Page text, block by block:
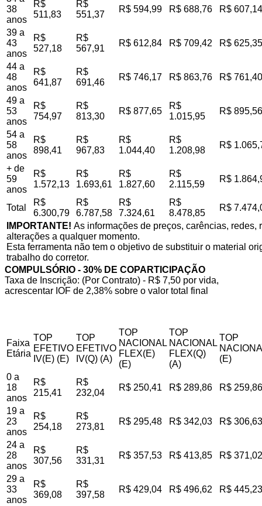
38
anos
R$
511,83
R$
551,37
R$ 594,99 R$ 688,76 R$ 607,14
39 a
43
anos
R$
527,18
R$
567,91
R$ 612,84 R$ 709,42 R$ 625,35
44 a
48
anos
R$
641,87
R$
691,46
R$ 746,17 R$ 863,76 R$ 761,40
49 a
53
anos
R$
754,97
R$
813,30
R$ 877,65
R$
1.015,95
R$ 895,56
54 a
58
anos
R$
898,41
R$
967,83
R$
1.044,40
R$
1.208,98
R$
+ de
59
anos
R$
1.572,13
R$
1.693,61
R$
1.827,60
R$
2.115,59
R$
Total
R$
6.300,79
R$
6.787,58
R$
7.324,61
R$
8.478,85
R$
IMPORTANTE! As informações de preços, carências,
alterações a qualquer momento.
Esta ferramenta não tem o objetivo de substituir o material
trabalho do corretor.
COMPULSÓRIO - 30% DE COPARTICIPAÇÃO
Taxa de Inscrição: (Por Contrato) - R$ 7,50 por vida,
acrescentar IOF de 2,38% sobre o valor total final
Faixa
Etária
TOP
EFETIVO
IV(E) (E)
TOP
EFETIVO
IV(Q) (A)
TOP
NACIONAL
FLEX(E)
(E)
TOP
NACIONAL
FLEX(Q)
(A)
TOP
(E)
0 a
18
anos
R$
215,41
R$
232,04
R$ 250,41 R$ 289,86 R$ 259,86
19 a
23
anos
R$
254,18
R$
273,81
R$ 295,48 R$ 342,03 R$ 306,63
24 a
28
anos
R$
307,56
R$
331,31
R$ 357,53 R$ 413,85 R$ 371,02
29 a
33
anos
R$
369,08
R$
397,58
R$ 429,04 R$ 496,62 R$ 445,23